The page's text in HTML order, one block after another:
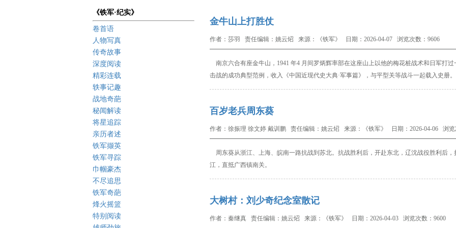
《铁军·纪实》
卷首语
人物写真
传奇故事
深度阅读
精彩连载
轶事记趣
战地奇葩
秘闻解读
将星追踪
亲历者述
铁军撷英
铁军寻踪
巾帼豪杰
不尽追思
铁军奇葩
烽火摇篮
特别阅读
金牛山上打胜仗
作者：莎羽 责任编辑：姚云炤 来源：《铁军》 日期：2026-04-07 浏览次数：9606
南京六合有座金牛山， 1941 年4 月间罗炳辉率部在这座山上以他的梅花桩战术和日军打过
击战的成功典型范例，收入《中国近现代史大典·军事篇》，与平型关等战斗一起载入史册。
百岁老兵周东葵
作者：徐振理 徐文婷 戴训鹏 责任编辑：姚云炤 来源：《铁军》 日期：2026-04-06 浏览
周东葵从浙江、上海、皖南一路抗战到苏北。抗战胜利后，开赴东北，辽沈战役胜利后，
江，直抵广西镇南关。
大树村：刘少奇纪念室散记
作者：秦继真 责任编辑：姚云炤 来源：《铁军》 日期：2026-04-03 浏览次数：9600